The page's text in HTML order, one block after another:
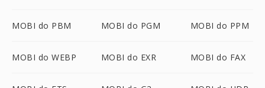
MOBI do PBM MOBI do PGM MOBI do PPM
MOBI do WEBP MOBI do EXR MOBI do FAX